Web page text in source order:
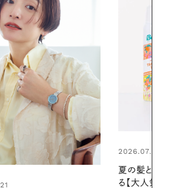
のドライシャンプー】 この
2026.06.01
お出かけ前
の一日。汗ば